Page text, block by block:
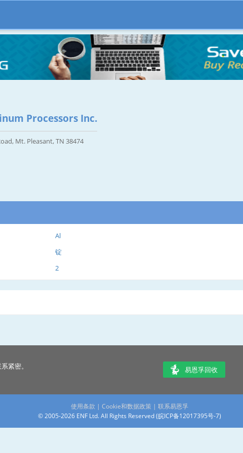
Processors Inc.
Mt. Pleasant, TN 38474
Al
锭
2
紧密。 易恩孚回收
使用条款 | Cookie和数据政策 | 联系易恩孚
© 2005-2026 ENF Ltd. All Rights Reserved (皖ICP备12017395号-7)